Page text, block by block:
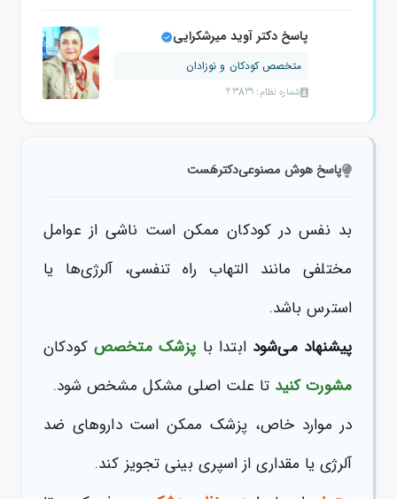
پاسخ دکتر آوید میرشکرایی
متخصص کودکان و نوزادان
شماره نظام: 23831
پاسخ هوش مصنوعیدکترهَست
بد نفس در کودکان ممکن است ناشی از عوامل
مختلفی مانند التهاب راه تنفسی، آلرژی‌ها یا
استرس باشد.
پیشنهاد می‌شود ابتدا با پزشک متخصصکودکان
مشورت کنید تا علت اصلی مشکل مشخص شود.
در موارد خاص، پزشک ممکن است داروهای ضد
آلرژی یا مقداری از اسپری بینی تجویز کند.